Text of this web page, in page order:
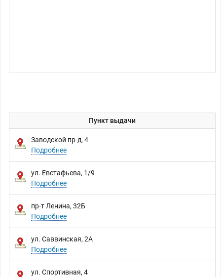
Пункт выдачи
Заводской пр-д, 4
Подробнее
ул. Евстафьева, 1/9
Подробнее
пр-т Ленина, 32Б
Подробнее
ул. Саввинская, 2А
Подробнее
ул. Спортивная, 4